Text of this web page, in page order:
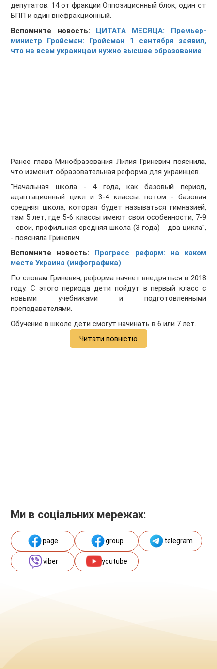
депутатов: 14 от фракции Оппозиционный блок, один от
БПП и один внефракционный.
Вспомните новость: ЦИТАТА МЕСЯЦА: Премьер-
министр Гройсман: Гройсман 1 сентября заявил,
что не всем украинцам нужно высшее образование
Ранее глава Минобразования Лилия Гриневич пояснила,
что изменит образовательная реформа для украинцев.
"Начальная школа - 4 года, как базовый период,
адаптационный цикл и 3-4 классы, потом - базовая
средняя школа, которая будет называться гимназией,
там 5 лет, где 5-6 классы имеют свои особенности, 7-9
- свои, профильная средняя школа (3 года) - два цикла",
- поясняла Гриневич.
Вспомните новость: Прогресс реформ: на каком
месте Украина (инфографика)
По словам Гриневич, реформа начнет внедряться в 2018
году. С этого периода дети пойдут в первый класс с
новыми учебниками и подготовленными
преподавателями.
Обучение в школе дети смогут начинать в 6 или 7 лет.
Читати повністю
Ми в соціальних мережах:
page group telegram
viber youtube